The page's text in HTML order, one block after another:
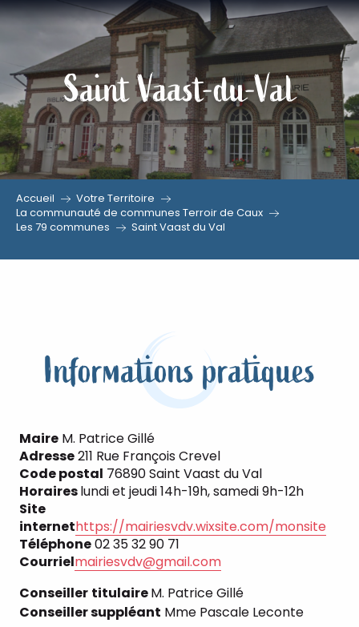
contenu
principal Saint Vaast-du-Val
Accueil
Votre Territoire
La communauté de communes Terroir de Caux
Les 79 communes
Saint Vaast du Val
Informations pratiques
Maire M. Patrice Gillé
Adresse211 Rue François Crevel
Code postal 76890 Saint Vaast du Val
Horaireslundi et jeudi 14h-19h, samedi 9h-12h
Site
internethttps://mairiesvdv.wixsite.com/monsite
Téléphone02 35 32 90 71
Courrielmairiesvdv@gmail.com
Conseiller titulaireM. Patrice Gillé
Conseiller suppléant Mme Pascale Leconte